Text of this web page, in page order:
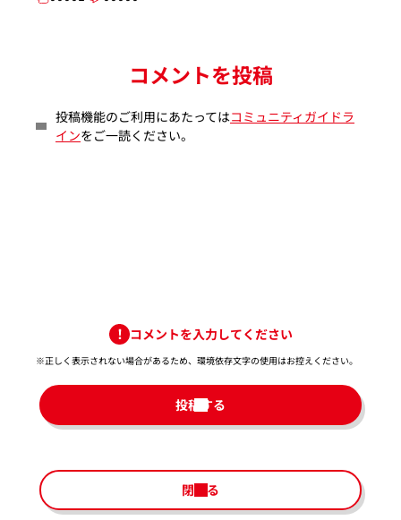
コメントを投稿
投稿機能のご利用にあたってはコミュニティガイドラ
インをご一読ください。
コメントを入力してください
※正しく表示されない場合があるため、環境依存文字の使用はお控えください。​
投稿する
閉じる